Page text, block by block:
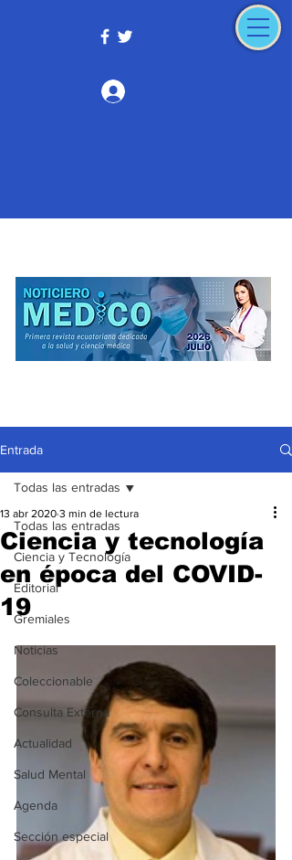
Entrada
Todas las entradas
Ciencia y Tecnología
Editorial
Gremiales
Noticias
Coleccionable
Consulta Externa
Actualidad
Salud Mental
Agenda
Sección especial
Todas las entradas
Ciencia y tecnología
en época del COVID-
19
13 abr 2020 3 min de lectura